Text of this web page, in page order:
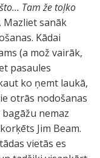
Tam že toļko
Mazliet sanāk
Kādai
(a mož vairāk,
pasaules
ko ņemt laukā,
otrās nodošanas
nemaz
Jim Beam.
vietās es